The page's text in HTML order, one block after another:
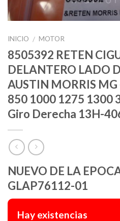
INICIO / MOTOR
8505392 RETEN
DELANTERO LADO
AUSTIN MORRIS
850 1000 1275 1300
Giro Derecha 13H-
NUEVO DE LA
GLAP76112-01
Hay existencias